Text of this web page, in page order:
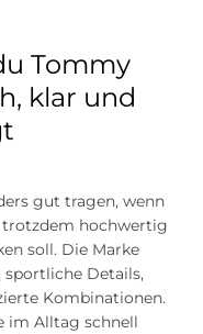
Tommy
klar und
gut tragen, wenn
hochwertig
soll. Die Marke
Details,
Kombinationen.
im Alltag schnell